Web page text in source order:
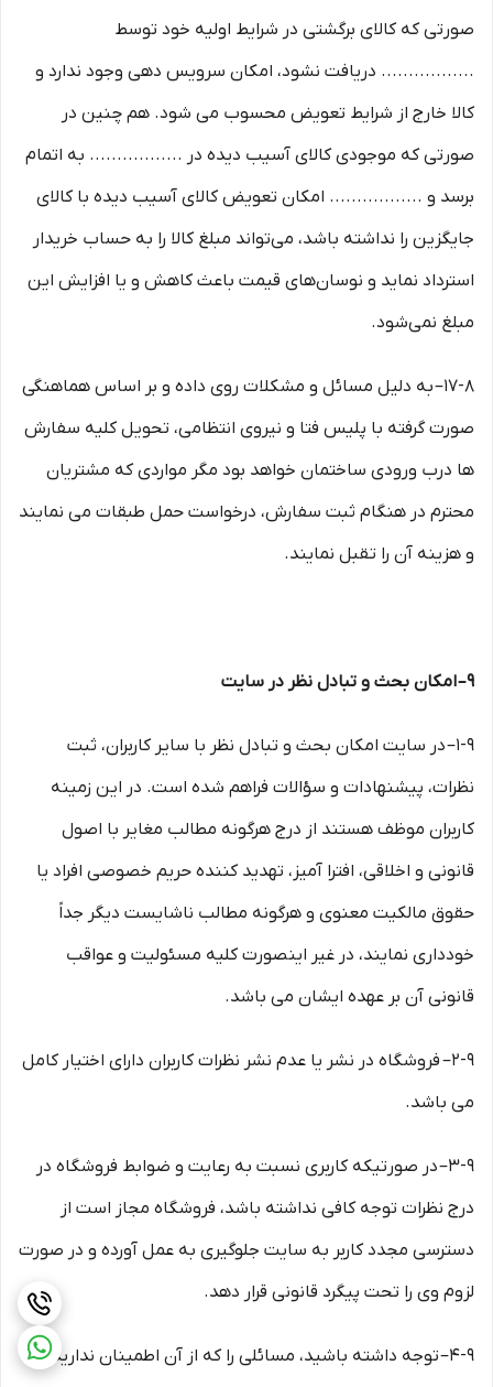
صورتی که کالای برگشتی در شرایط اولیه خود توسط
................. دریافت نشود، امکان سرویس دهی وجود ندارد و
کالا خارج از شرایط تعویض محسوب می شود. هم چنین در
صورتی که موجودی کالای آسیب دیده در ................. به اتمام
برسد و ................. امکان تعویض کالای آسیب دیده با کالای
جایگزین را نداشته باشد، می‌تواند مبلغ کالا را به حساب خریدار
استرداد نماید و نوسان‏‌های قیمت باعث کاهش و یا افزایش این
مبلغ نمی‌‏شود.
۱۷-۸– به دلیل مسائل و مشکلات روی داده و بر اساس هماهنگی
صورت گرفته با پلیس فتا و نیروی انتظامی، تحویل کلیه سفارش
ها درب ورودی ساختمان خواهد بود مگر مواردی که مشتریان
محترم در هنگام ثبت سفارش، درخواست حمل طبقات می نمایند
و هزینه آن را تقبل نمایند.
۹– امکان بحث و تبادل نظر در سایت
۱-۹– در سایت امکان بحث و تبادل نظر با سایر کاربران، ثبت
نظرات، پیشنهادات و سؤالات فراهم شده است. در این زمینه
کاربران موظف هستند از درج هرگونه مطالب مغایر با اصول
قانونی و اخلاقی، افترا آمیز، تهدید کننده حریم خصوصی افراد یا
حقوق مالکیت معنوی و هرگونه مطالب ناشایست دیگر جداً
خودداری نمایند، در غیر اینصورت کلیه مسئولیت و عواقب
قانونی آن بر عهده ایشان می باشد.
۲-۹– فروشگاه در نشر یا عدم نشر نظرات کاربران دارای اختیار کامل
می باشد.
۳-۹– در صورتیکه کاربری نسبت به رعایت و ضوابط فروشگاه در
درج نظرات توجه کافی نداشته باشد، فروشگاه مجاز است از
دسترسی مجدد کاربر به سایت جلوگیری به عمل آورده و در صورت
لزوم وی را تحت پیگرد قانونی قرار دهد.
۴-۹– توجه داشته باشید، مسائلی را که از آن اطمینان ندارید،